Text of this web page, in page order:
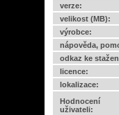
verze:
velikost (MB):
výrobce:
nápověda,
odkaz ke
licence:
lokalizace:
Hodnocení
uživateli: